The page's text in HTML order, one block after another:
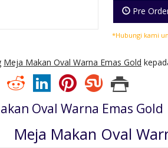
Pre
*Hubungi kami
Meja Makan Oval Warna Emas Gold
Oval Warna Emas Gold
Meja Makan Oval